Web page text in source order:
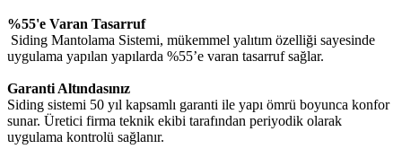
%55'e Varan Tasarruf
Siding Mantolama Sistemi, mükemmel yalıtım özelliği sayesinde
uygulama yapılan yapılarda %55’e varan tasarruf sağlar.
Garanti Altındasınız
Siding sistemi 50 yıl kapsamlı garanti ile yapı ömrü boyunca konfor
sunar. Üretici firma teknik ekibi tarafından periyodik olarak
uygulama kontrolü sağlanır.